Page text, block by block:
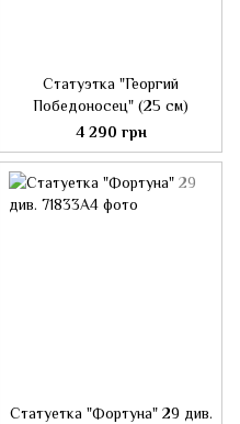
Статуэтка "Георгий
Победоносец" (25 см)
4 290 грн
Статуетка "Фортуна" 29 див.